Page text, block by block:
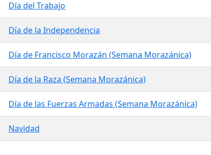
Día del Trabajo
Día de la Independencia
Día de Francisco Morazán (Semana Morazánica)
Día de la Raza (Semana Morazánica)
Día de las Fuerzas Armadas (Semana Morazánica)
Navidad